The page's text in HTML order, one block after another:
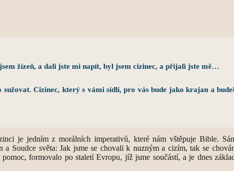
žízeň, a dali jste mi napít, byl jsem cizinec, a přijali jste mě…
sužovat. Cizinec, který s vámi sídlí, pro vás bude jako krajan a
je jedním z morálních imperativů, které nám vštěpuje Bible.
Soudce světa: Jak jsme se chovali k nuzným a cizím, tak se
formovalo po staletí Evropu, jíž jsme součástí, a je dnes